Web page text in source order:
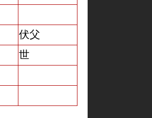
伏父
世